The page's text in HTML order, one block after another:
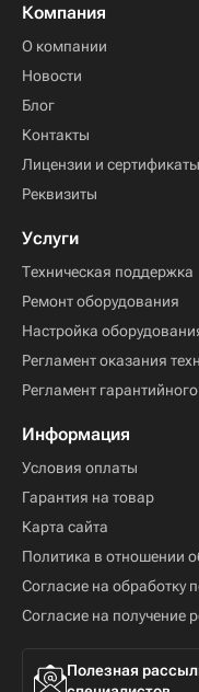
Компания
О компании
Новости
Блог
Контакты
Лицензии и сертификаты
Реквизиты
Услуги
Техническая поддержка
Ремонт оборудования
Настройка
Регламент оказания
Регламент
Информация
Условия оплаты
Гарантия на товар
Карта сайта
Политика в отношении
Согласие на обработку
Согласие на получение
Полезная